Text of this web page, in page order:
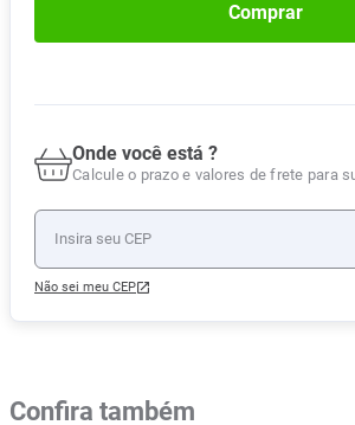
Comprar
Onde você está ?
Calcule o prazo e valores de frete para
Não sei meu CEP
Confira também